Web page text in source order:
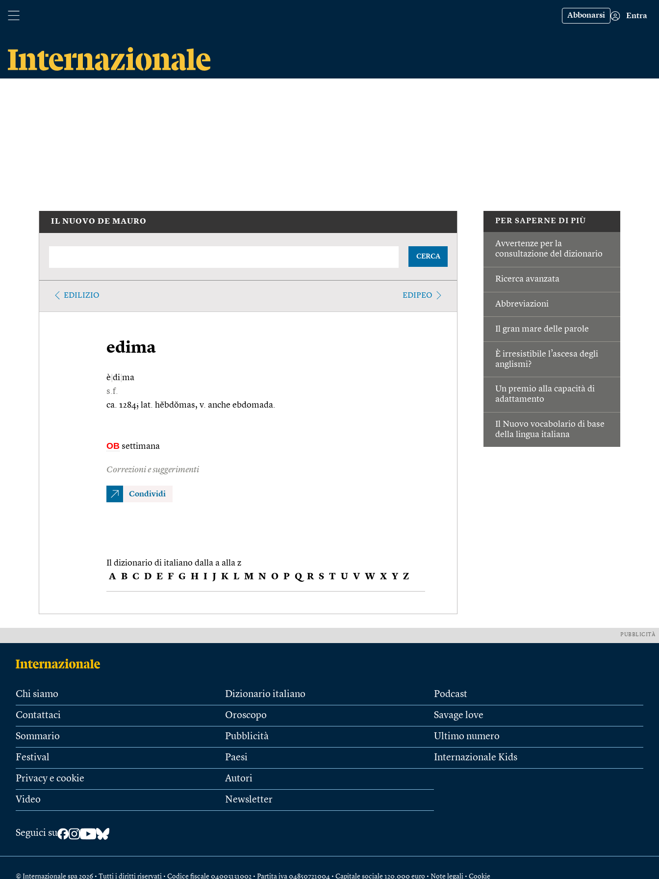
Abbonarsi Entra
PER SAPERNE DI PIÙ
Avvertenze per la
consultazione del dizionario
Ricerca avanzata
Abbreviazioni
Il gran mare delle parole
È irresistibile l’ascesa degli
anglismi?
Un premio alla capacità di
adattamento
Il Nuovo vocabolario di base
della lingua italiana
IL NUOVO DE MAURO
CERCA
EDILIZIO EDIPEO
edima
è di ma
s.f.
ca. 1284; lat. hĕbdŏmas, v. anche ebdomada.
OB settimana
Correzioni e suggerimenti
Condividi
Il dizionario di italiano dalla a alla z
A B C D E F G H I J K L M N O P Q R S T U V W X Y Z
PUBBLICITÀ
Chi siamo
Contattaci
Sommario
Festival
Privacy e cookie
Video
Dizionario italiano
Oroscopo
Pubblicità
Paesi
Autori
Newsletter
Podcast
Savage love
Ultimo numero
Internazionale Kids
Seguici su
© Internazionale spa 2026 • Tutti i diritti riservati • Codice fiscale 04003131002 • Partita iva 04850721004 • Capitale sociale 120.000 euro • Note legali • Cookie